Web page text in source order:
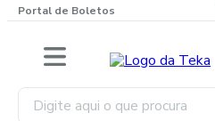
Portal de Boletos
Digite aqui o que procura